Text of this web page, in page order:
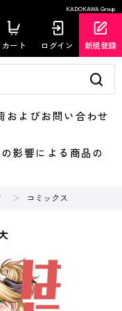
KADOKAWA Group
カート ログイン 新規登録
よびお問い合わせ
影響による商品の
コミックス